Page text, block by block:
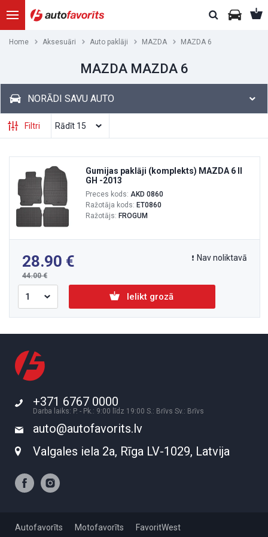
Home Aksesuāri Auto paklāji MAZDA MAZDA 6
MAZDA MAZDA 6
NORĀDI SAVU AUTO
Filtri
Gumijas paklāji (komplekts) MAZDA 6 II
GH -2013
Preces kods: AKD 0860
Ražotāja kods: ET0860
Ražotājs: FROGUM
28.90
44.00
Nav noliktavā
Ielikt grozā
+371 6767 0000
Darba laiks: P. - Pk.: 9:00 līdz 19:00 S.: Brīvs Sv.: Brīvs
auto@autofavorits.lv
Valgales iela 2a, Rīga LV-1029, Latvija
Autofavorīts Motofavorīts FavoritWest